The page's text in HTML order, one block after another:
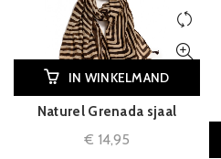
IN WINKELMAND
Naturel Grenada sjaal
€ 14,95